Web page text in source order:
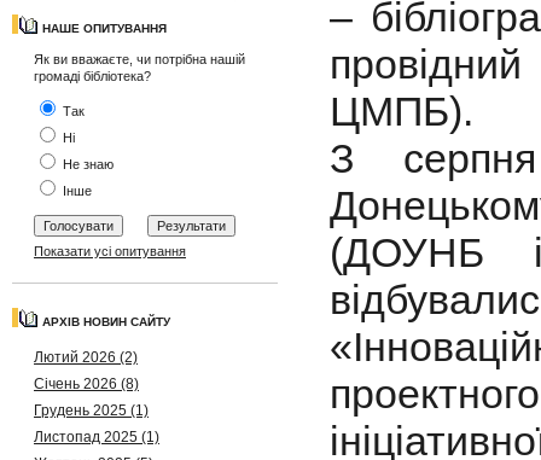
НАШЕ ОПИТУВАННЯ
Як ви вважаєте, чи потрібна нашій
громаді бібліотека?
Так
Ні
Не знаю
Інше
Показати усі опитування
АРХІВ НОВИН САЙТУ
Лютий 2026 (2)
Січень 2026 (8)
Грудень 2025 (1)
Листопад 2025 (1)
–
ЦМПБ).
З
(ДОУНБ